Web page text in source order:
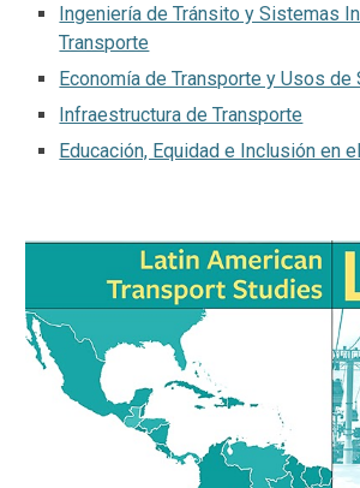
Ingeniería de Tránsito y Sistemas
Transporte
Economía de Transporte y Usos de
Infraestructura de Transporte
Educación, Equidad e Inclusión en